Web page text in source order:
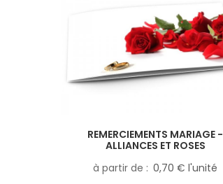
REMERCIEMENTS MARIAGE -
ALLIANCES ET ROSES
à partir de
0,70 € l'unité